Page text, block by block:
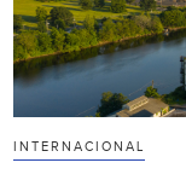
INTERNACIONAL